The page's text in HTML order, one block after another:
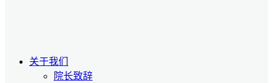
关于我们
院长致辞